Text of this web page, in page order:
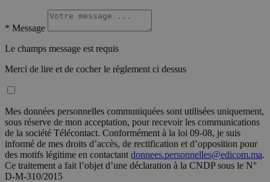
* Message
Le champs message est requis
Merci de lire et de cocher le règlement ci dessus
Mes données personnelles communiquées sont utilisées uniquement,
sous réserve de mon acceptation, pour recevoir les communications
de la société Télécontact. Conformément à la loi 09-08, je suis
informé de mes droits d’accès, de rectification et d’opposition pour
des motifs légitime en contactant donnees.personnelles@edicom.ma.
Ce traitement a fait l’objet d’une déclaration à la CNDP sous le N°
D-M-310/2015